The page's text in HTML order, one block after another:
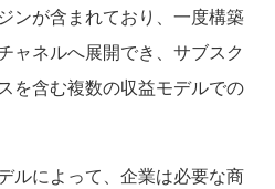
ンが含まれており、一度構築
ャネルへ展開でき、サブスク
を含む複数の収益モデルでの
ルによって、企業は必要な商